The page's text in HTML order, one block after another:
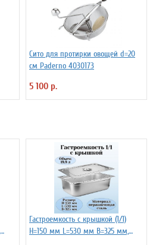
Сито для протирки овощей d=20
см Paderno 4030173
5 100 р.
Гастроемкость с крышкой (1/1)
H=150 мм L=530 мм B=325 мм,